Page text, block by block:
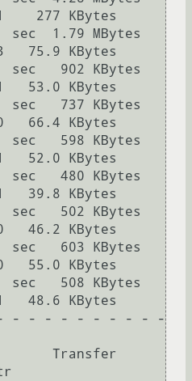
277 KBytes
1.79 MBytes
75.9 KBytes
902 KBytes
53.0 KBytes
737 KBytes
66.4 KBytes
598 KBytes
52.0 KBytes
480 KBytes
39.8 KBytes
502 KBytes
46.2 KBytes
603 KBytes
55.0 KBytes
508 KBytes
48.6 KBytes
- - - - - - - - - -
Transfer